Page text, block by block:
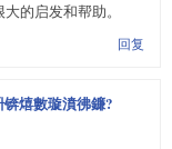
的启发和帮助。
回复
熺數璇濆彿鐮?